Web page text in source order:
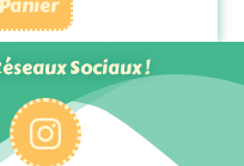
Sociaux !